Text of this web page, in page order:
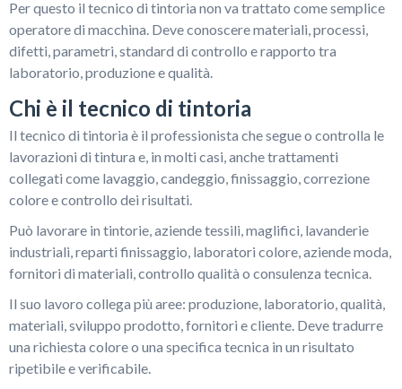
Per questo il tecnico di tintoria non va trattato come semplice
operatore di macchina. Deve conoscere materiali, processi,
difetti, parametri, standard di controllo e rapporto tra
laboratorio, produzione e qualità.
Chi è il tecnico di tintoria
Il tecnico di tintoria è il professionista che segue o controlla le
lavorazioni di tintura e, in molti casi, anche trattamenti
collegati come lavaggio, candeggio, finissaggio, correzione
colore e controllo dei risultati.
Può lavorare in tintorie, aziende tessili, maglifici, lavanderie
industriali, reparti finissaggio, laboratori colore, aziende moda,
fornitori di materiali, controllo qualità o consulenza tecnica.
Il suo lavoro collega più aree: produzione, laboratorio, qualità,
materiali, sviluppo prodotto, fornitori e cliente. Deve tradurre
una richiesta colore o una specifica tecnica in un risultato
ripetibile e verificabile.